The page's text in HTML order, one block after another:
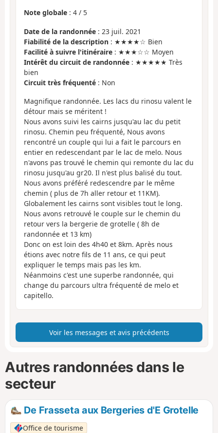
Note globale : 4 / 5
Date de la randonnée : 23 juil. 2021
Fiabilité de la description : ★★★★☆ Bien
Facilité à suivre l'itinéraire : ★★★☆☆ Moyen
Intérêt du circuit de randonnée : ★★★★★ Très
bien
Circuit très fréquenté : Non
Magnifique randonnée. Les lacs du rinosu valent le
détour mais se méritent !
Nous avons suivi les cairns jusqu'au lac du petit
rinosu. Chemin peu fréquenté, Nous avons
rencontré un couple qui lui a fait le parcours en
entier en redescendant par le lac de melo. Nous
n'avons pas trouvé le chemin qui remonte du lac du
rinosu jusqu'au gr20. Il n'est plus balisé du tout.
Nous avons préféré redescendre par le même
chemin ( plus de 7h aller retour et 11KM).
Globalement les cairns sont visibles tout le long.
Nous avons retrouvé le couple sur le chemin du
retour vers la bergerie de grotelle ( 8h de
randonnée et 13 km)
Donc on est loin des 4h40 et 8km. Après nous
étions avec notre fils de 11 ans, ce qui peut
expliquer le temps mais pas les km.
Néanmoins c'est une superbe randonnée, qui
change du parcours ultra fréquenté de melo et
capitello.
Voir les messages et avis précédents
Autres randonnées dans le
secteur
De Frasseta aux Bergeries d'E Grotelle
Office de tourisme